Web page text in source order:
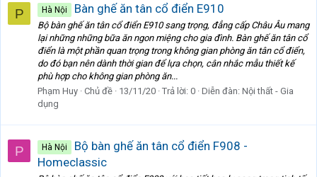
P Hà Nội Bàn ghế ăn tân cổ điển E910
Bộ bàn ghế ăn tân cổ điển E910 sang trọng, đẳng cấp Châu Âu mang
lại những những bữa ăn ngon miệng cho gia đình. Bàn ghế ăn tân cổ
điển là một phần quan trọng trong không gian phòng ăn tân cổ điển,
do đó bạn nên dành thời gian để lựa chọn, cân nhắc mẫu thiết kế
phù hợp cho không gian phòng ăn...
Phạm Huy Chủ đề 13/11/20 Trả lời: 0 Diễn đàn: Nội thất - Gia
dụng
P Hà Nội
Bộ bàn ghế ăn tân cổ điển F908 -
Homeclassic